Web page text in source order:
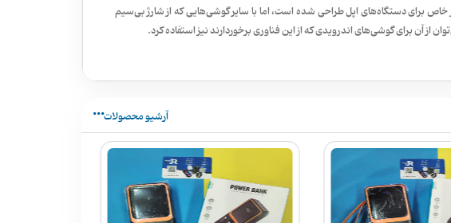
اپل 10000 میلی آمپر به‌طور خاص برای دستگاه‌های اپل طراحی شده است، اما با سایر گوشی‌هایی که از شارژ بی‌سیم
آرشیو محصولات